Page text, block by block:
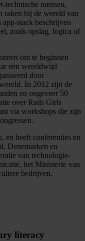
technische mensen,
raken bij de wereld van
stack beschrijven
zoals opslag, logica of
om te beginnen
een wereldwijd
door
In 2012 zijn de
en ongeveer 50
over Rails Girls
via workshops die zijn
en heeft conferenties en
Denemarken en
van technologie-
het Ministerie van
bedrijven.
literacy